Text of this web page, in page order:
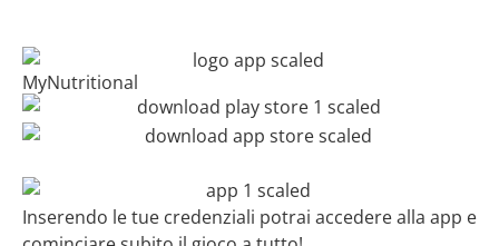
MyNutritional
Inserendo le tue credenziali potrai accedere alla app e